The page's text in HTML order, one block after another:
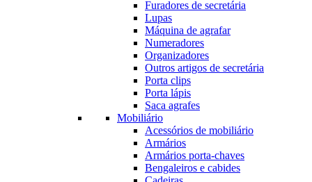
Furadores de secretária
Lupas
Máquina de agrafar
Numeradores
Organizadores
Outros artigos de secretária
Porta clips
Porta lápis
Saca agrafes
Mobiliário
Acessórios de mobiliário
Armários
Armários porta-chaves
Bengaleiros e cabides